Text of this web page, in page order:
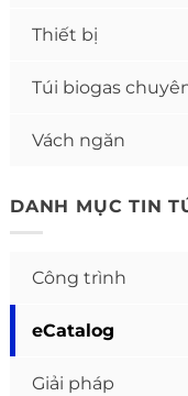
Thiết bị
Túi biogas
Vách ngăn
DANH MỤC TIN
Công trình
eCatalog
Giải pháp